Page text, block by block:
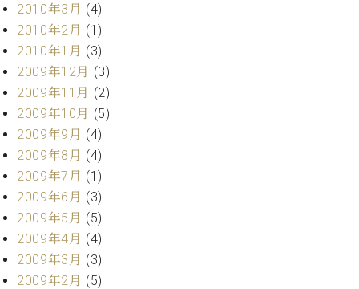
2010年3月 (4)
2010年2月 (1)
2010年1月 (3)
2009年12月 (3)
2009年11月 (2)
2009年10月 (5)
2009年9月 (4)
2009年8月 (4)
2009年7月 (1)
2009年6月 (3)
2009年5月 (5)
2009年4月 (4)
2009年3月 (3)
2009年2月 (5)